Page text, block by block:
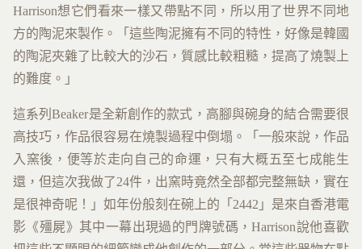
Harrison想它們看來一樣又帶點不同，所以用了世界不同地
方的陶泥來製作。「這些陶泥擁有不同的特性，好像是韓國
的陶泥夾雜了比較大的沙石，質感比較粗糙，提高了燒製上
的難度。」
這系列Beaker是全新創作的款式，高腳與碗身的結合需要很
高技巧，作品很容易在燒製過程中倒塌。「一般來說，作品
入窯後，便等於走向自己的命運，只有大概五至七成能生
還，但這次我做了24件，出窯時竟然全部都完整無缺，實在
是很神奇呢！」如年份般刻在碗上的「2442」是來自香港電
影《殭屍》其中一幕出現過的門牌號碼，Harrison說他喜歡